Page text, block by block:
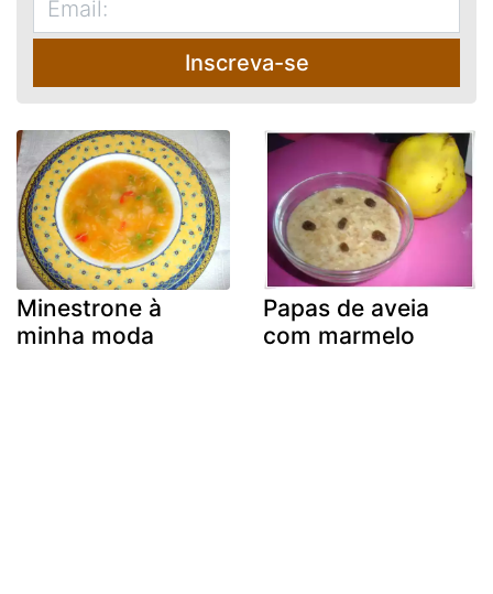
Inscreva-se
Minestrone à
minha moda
Papas de aveia
com marmelo